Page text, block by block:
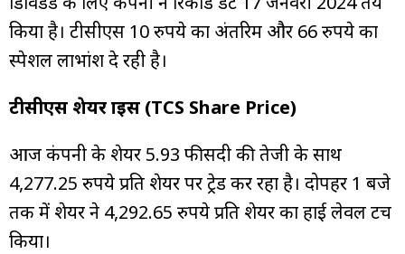
किया है। टीसीएस 10 रुपये का अंतरिम और 66 रुपये का
स्पेशल लाभांश दे रही है।
टीसीएस शेयर प्राइस (TCS Share Price)
आज कंपनी के शेयर 5.93 फीसदी की तेजी के साथ
4,277.25 रुपये प्रति शेयर पर ट्रेड कर रहा है। दोपहर 1 बजे
तक में शेयर ने 4,292.65 रुपये प्रति शेयर का हाई लेवल टच
किया।